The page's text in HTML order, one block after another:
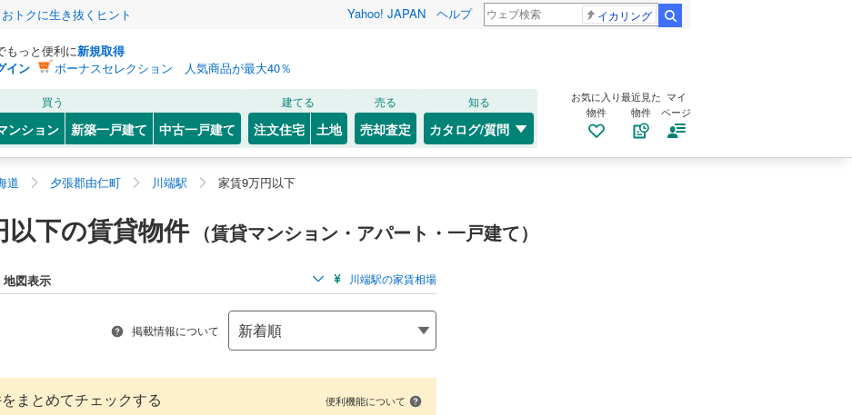
トクに生き抜くヒント Yahoo! JAPAN ヘルプ イカリング
もっと便利に新規取得
イン
ボーナスセレクション 人気商品が最大40％
買う
ンション 新築一戸建て 中古一戸建て
建てる
注文住宅 土地
売る
売却査定
知る
カタログ/質問
お気に入り
物件
最近見た
物件
マイ
ページ
道 夕張郡由仁町 川端駅 家賃9万円以下
以下の賃貸物件 （賃貸マンション・アパート・一戸建て）
地図表示 川端駅の家賃相場
掲載情報について
まとめてチェックする 便利機能について